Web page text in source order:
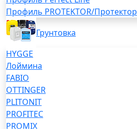
Профиль PROTEKTOR/Протектор
Грунтовка
HYGGE
Лоймина
FABIO
OTTINGER
PLITONIT
PROFITEC
PROMIX